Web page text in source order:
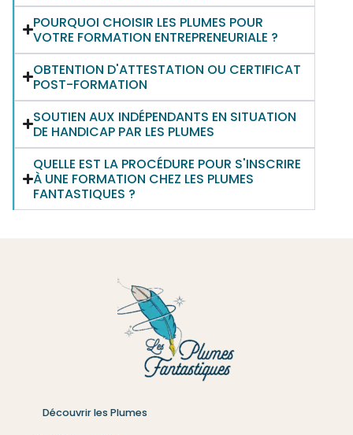
POURQUOI CHOISIR LES PLUMES POUR
VOTRE FORMATION ENTREPRENEURIALE ?
OBTENTION D'ATTESTATION OU CERTIFICAT
POST-FORMATION
SOUTIEN AUX INDÉPENDANTS EN SITUATION
DE HANDICAP PAR LES PLUMES
QUELLE EST LA PROCÉDURE POUR S'INSCRIRE
À UNE FORMATION CHEZ LES PLUMES
FANTASTIQUES ?
Découvrir les Plumes